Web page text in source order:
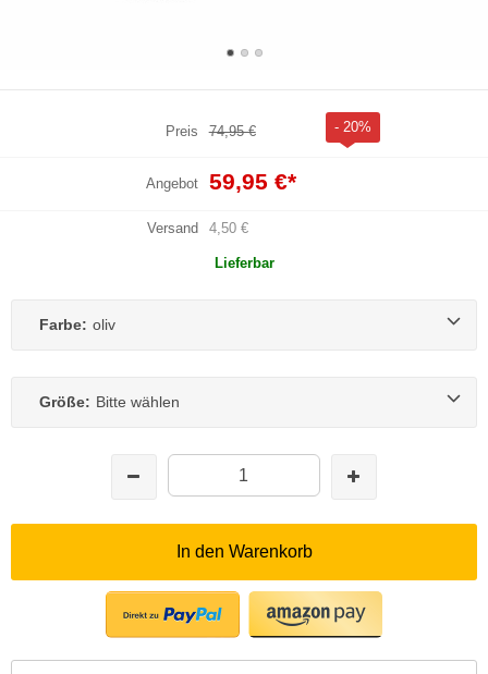
Preis 74,95 € - 20%
Angebot 59,95 €*
Versand 4,50 €
Lieferbar
Farbe: oliv
Größe: Bitte wählen
In den Warenkorb